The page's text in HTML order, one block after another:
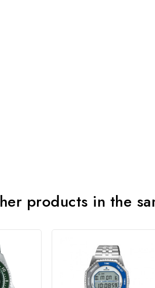
products in the